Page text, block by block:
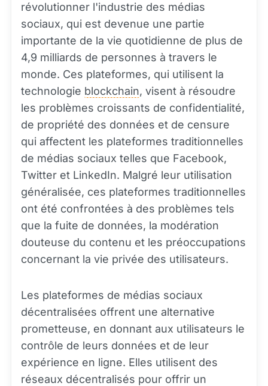
révolutionner l'industrie des médias
sociaux, qui est devenue une partie
importante de la vie quotidienne de plus de
4,9 milliards de personnes à travers le
monde. Ces plateformes, qui utilisent la
technologie blockchain, visent à résoudre
les problèmes croissants de confidentialité,
de propriété des données et de censure
qui affectent les plateformes traditionnelles
de médias sociaux telles que Facebook,
Twitter et LinkedIn. Malgré leur utilisation
généralisée, ces plateformes traditionnelles
ont été confrontées à des problèmes tels
que la fuite de données, la modération
douteuse du contenu et les préoccupations
concernant la vie privée des utilisateurs.
Les plateformes de médias sociaux
décentralisées offrent une alternative
prometteuse, en donnant aux utilisateurs le
contrôle de leurs données et de leur
expérience en ligne. Elles utilisent des
réseaux décentralisés pour offrir un